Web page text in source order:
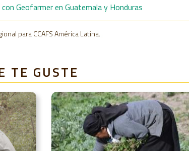
Geofarmer en Guatemala y Honduras
para CCAFS América Latina.
TE GUSTE